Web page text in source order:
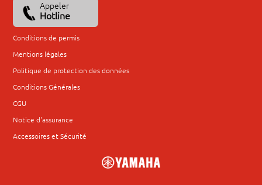
Appeler
Hotline
Conditions de permis
Mentions légales
Politique de protection des données
Conditions Générales
CGU
Notice d'assurance
Accessoires et Sécurité